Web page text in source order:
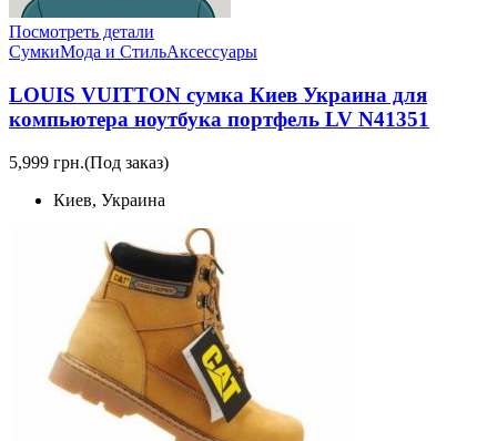
Посмотреть детали
СумкиМода и СтильАксессуары
LOUIS VUITTON сумка Киев Украина для
компьютера ноутбука портфель LV N41351
5,999 грн.(Под заказ)
Киев, Украина